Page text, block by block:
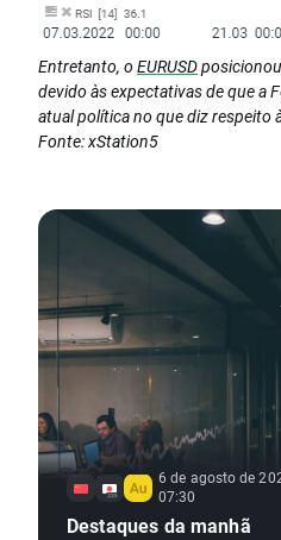
Entretanto, oEURUSD
devido às expectativas de que a
atual política no que diz respeito
Fonte: xStation5
6 de agosto de
07:30
Destaques da manhã